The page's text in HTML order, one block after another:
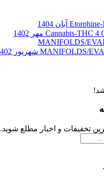
Cannabis-THC 4 مهر 1402
MANIFOLDS/
تخفیفات و اخبار مطلع شوید.